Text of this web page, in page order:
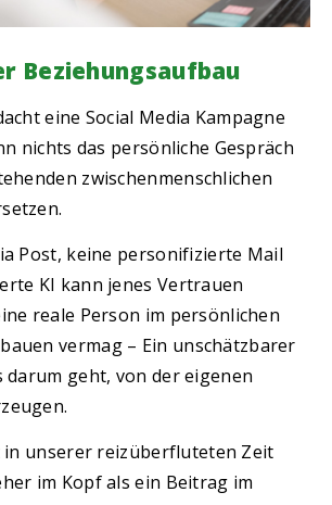
Beziehungsaufbau
eine Social Media Kampagne
nichts das persönliche Gespräch
zwischenmenschlichen
Post, keine personifizierte Mail
KI kann jenes Vertrauen
reale Person im persönlichen
vermag – Ein unschätzbarer
darum geht, von der eigenen
in unserer reizüberfluteten Zeit
im Kopf als ein Beitrag im